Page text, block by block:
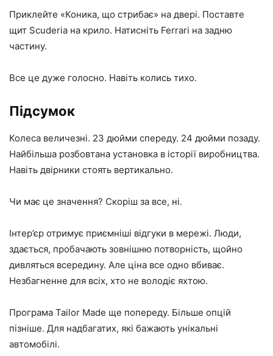
Приклейте «Коника, що стрибає» на двері. Поставте
щит Scuderia на крило. Натисніть Ferrari на задню
частину.
Все це дуже голосно. Навіть колись тихо.
Підсумок
Колеса величезні. 23 дюйми спереду. 24 дюйми позаду.
Найбільша розбовтана установка в історії виробництва.
Навіть двірники стоять вертикально.
Чи має це значення? Скоріш за все, ні.
Інтер’єр отримує приємніші відгуки в мережі. Люди,
здається, пробачають зовнішню потворність, щойно
дивляться всередину. Але ціна все одно вбиває.
Незбагненне для всіх, хто не володіє яхтою.
Програма Tailor Made ще попереду. Більше опцій
пізніше. Для надбагатих, які бажають унікальні
автомобілі.